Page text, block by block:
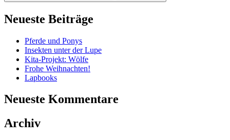
Neueste Beiträge
Pferde und Ponys
Insekten unter der Lupe
Kita-Projekt: Wölfe
Frohe Weihnachten!
Lapbooks
Neueste Kommentare
Archiv